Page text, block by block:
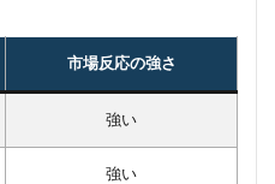
市場反応の強さ
強い
強い